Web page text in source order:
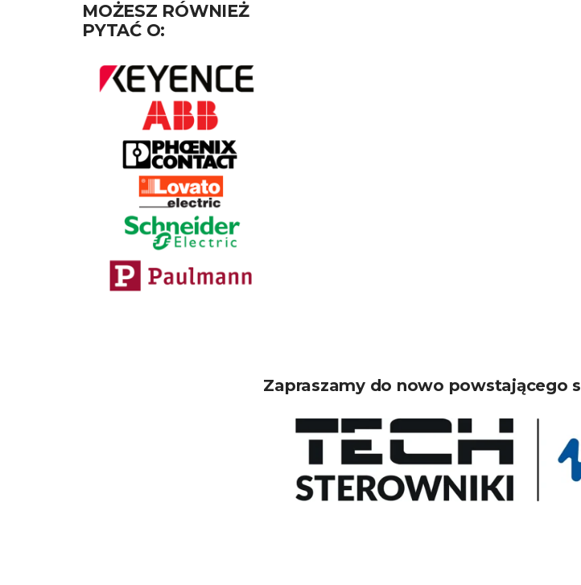
MOŻESZ RÓWNIEŻ
PYTAĆ O:
Zapraszamy do nowo powstającego